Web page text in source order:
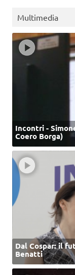
Multimedia
Incontri -
Coero Borga)
Dal Cospar: il
Benatti